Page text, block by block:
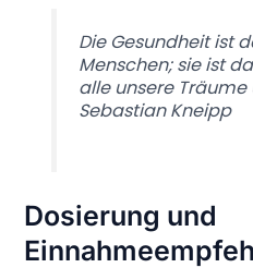
Die Gesundheit ist
Menschen; sie ist
alle unsere
Sebastian Kneipp
Dosierung und